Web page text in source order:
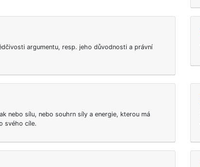
argumentu, resp. jeho důvodnosti a právní
nebo sílu, nebo souhrn síly a energie, kterou má
svého cíle.